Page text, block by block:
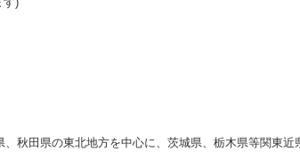
秋田県の東北地方を中心に、茨城県、栃木県等関東